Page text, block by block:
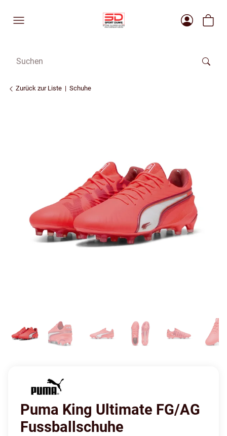
Zurück zur Liste Schuhe
Puma King Ultimate FG/AG
Fussballschuhe